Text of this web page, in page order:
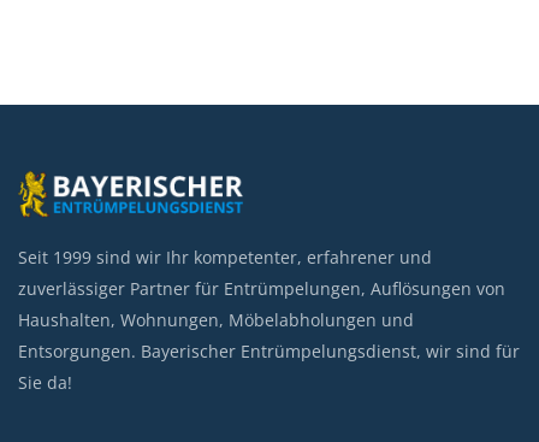
Seit 1999 sind wir Ihr kompetenter, erfahrener und
zuverlässiger Partner für Entrümpelungen, Auflösungen von
Haushalten, Wohnungen, Möbelabholungen und
Entsorgungen. Bayerischer Entrümpelungsdienst, wir sind für
Sie da!